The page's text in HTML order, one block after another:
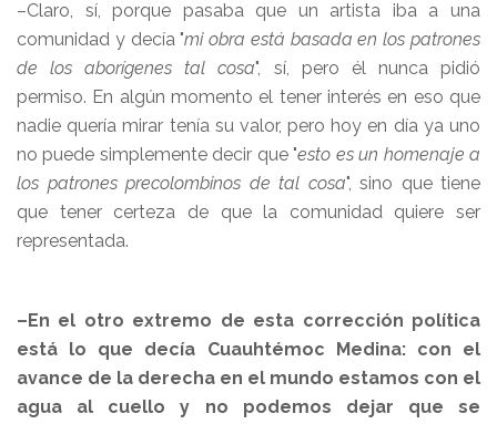
–Claro, sí, porque pasaba que un artista iba a una
comunidad y decía "mi obra está basada en los patrones
de los aborígenes tal cosa", sí, pero él nunca pidió
permiso. En algún momento el tener interés en eso que
nadie quería mirar tenía su valor, pero hoy en día ya uno
no puede simplemente decir que "esto es un homenaje a
los patrones precolombinos de tal cosa", sino que tiene
que tener certeza de que la comunidad quiere ser
representada.
–En el otro extremo de esta corrección política
está lo que decía Cuauhtémoc Medina: con el
avance de la derecha en el mundo estamos con el
agua al cuello y no podemos dejar que se